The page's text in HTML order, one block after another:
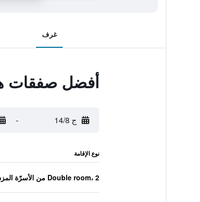
غرف
أفضل صفقات
ج 14/8 -
نوع الإقامة
Double room، 2 من الأسرّة المزدوجة